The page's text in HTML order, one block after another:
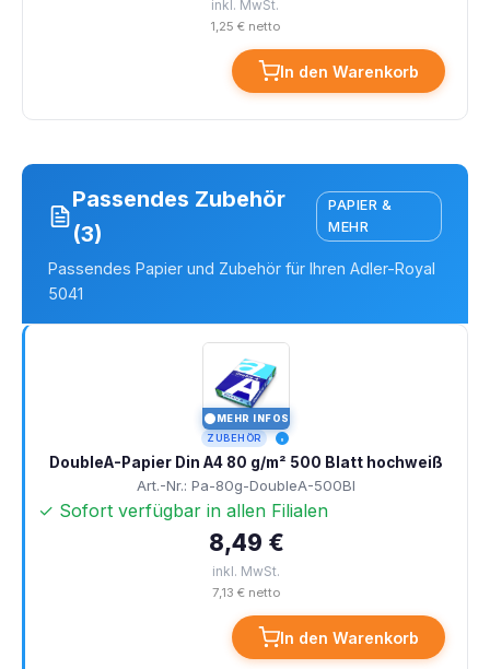
inkl. MwSt.
1,25 € netto
In den Warenkorb
Passendes Zubehör
(3)
PAPIER &
MEHR
Passendes Papier und Zubehör für Ihren Adler-Royal
5041
MEHR INFOS
ZUBEHÖR
DoubleA-Papier Din A4 80 g/m² 500 Blatt hochweiß
Art.-Nr.: Pa-80g-DoubleA-500Bl
✓ Sofort verfügbar in allen Filialen
8,49 €
inkl. MwSt.
7,13 € netto
In den Warenkorb